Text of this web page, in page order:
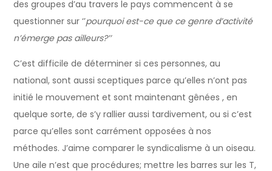
des groupes d’au travers le pays commencent à se
questionner sur ‘’pourquoi est-ce que ce genre d’activité
n’émerge pas ailleurs?’’
C’est difficile de déterminer si ces personnes, au
national, sont aussi sceptiques parce qu’elles n’ont pas
initié le mouvement et sont maintenant gênées , en
quelque sorte, de s’y rallier aussi tardivement, ou si c’est
parce qu’elles sont carrément opposées à nos
méthodes. J’aime comparer le syndicalisme à un oiseau.
Une aile n’est que procédures; mettre les barres sur les T,